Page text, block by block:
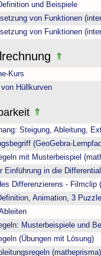
und Beispiele
von Funktionen
von Funktionen
Kurs
Hüllkurven
Steigung, Ableitung,
(GeoGebra-
mit Musterbeispiel
Einführung in die
Differenzierens - Filmclip
Animation, 3
Musterbeispiele und
(Übungen mit Lösung)
(matheprisma)